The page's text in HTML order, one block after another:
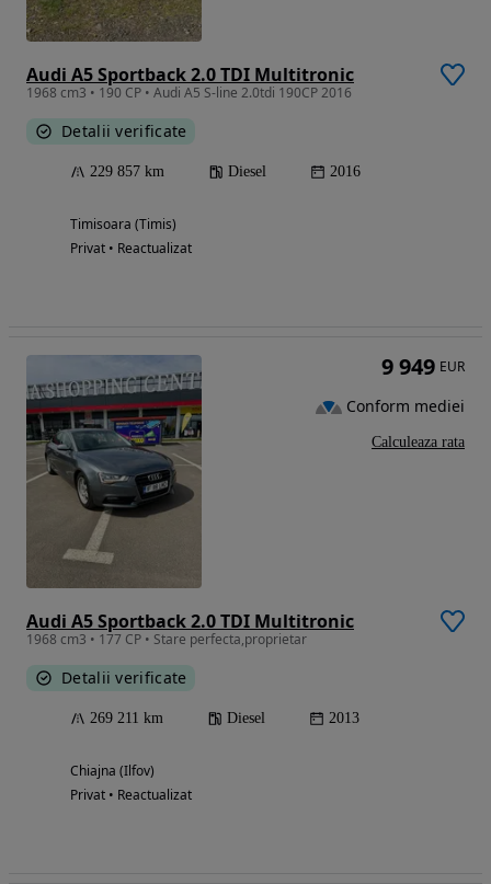
Audi A5 Sportback 2.0 TDI Multitronic
1968 cm3 • 190 CP • Audi A5 S-line 2.0tdi 190CP 2016
Detalii verificate
229 857 km Diesel 2016
Timisoara (Timis)
Privat • Reactualizat
Audi A5 Sportback 2.0 TDI Multitronic
1968 cm3 • 177 CP • Stare perfecta,proprietar
Detalii verificate
269 211 km Diesel 2013
Chiajna (Ilfov)
Privat • Reactualizat
9 949 EUR
Conform mediei
Calculeaza rata